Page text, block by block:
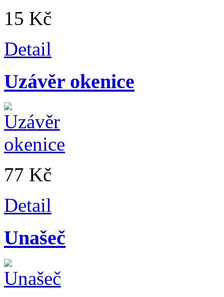
15 Kč
Detail
Uzávěr okenice
77 Kč
Detail
Unašeč